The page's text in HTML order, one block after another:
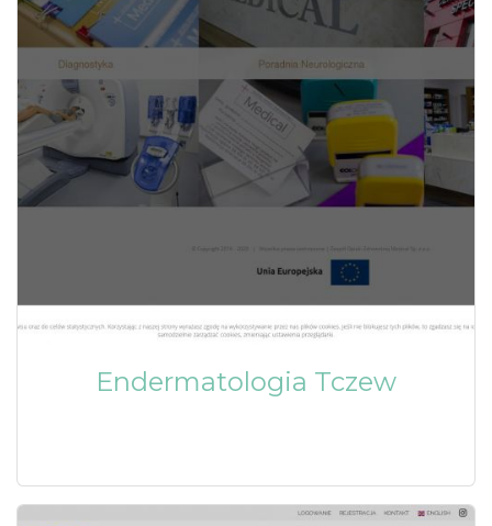
Endermatologia Tczew